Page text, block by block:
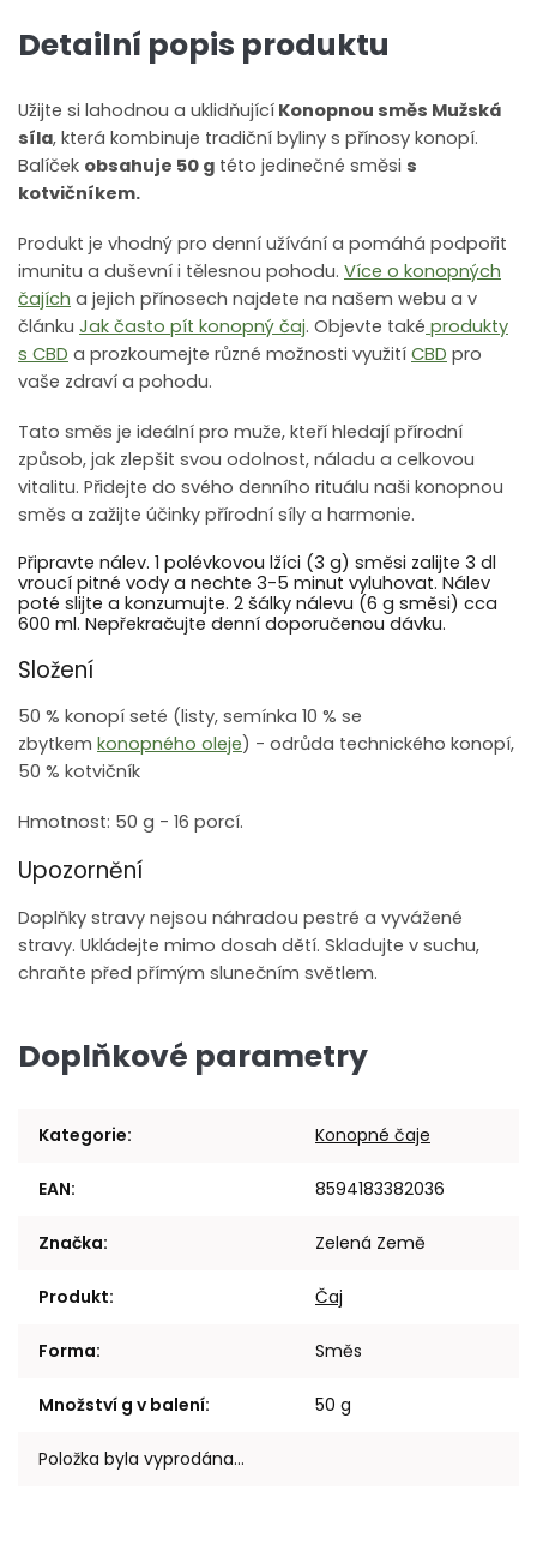
Detailní popis produktu
Užijte si lahodnou a uklidňující Konopnou směs Mužská
síla, která kombinuje tradiční byliny s přínosy konopí.
Balíček obsahuje 50 g této jedinečné směsi s
kotvičníkem.
Produkt je vhodný pro denní užívání a pomáhá podpořit
imunitu a duševní i tělesnou pohodu. Více o konopných
čajích a jejich přínosech najdete na našem webu a v
článku Jak často pít konopný čaj. Objevte také produkty
s CBD a prozkoumejte různé možnosti využití CBD pro
vaše zdraví a pohodu.
Tato směs je ideální pro muže, kteří hledají přírodní
způsob, jak zlepšit svou odolnost, náladu a celkovou
vitalitu. Přidejte do svého denního rituálu naši konopnou
směs a zažijte účinky přírodní síly a harmonie.
Připravte nálev. 1 polévkovou lžíci (3 g) směsi zalijte 3 dl
vroucí pitné vody a nechte 3-5 minut vyluhovat. Nálev
poté slijte a konzumujte. 2 šálky nálevu (6 g směsi) cca
600 ml. Nepřekračujte denní doporučenou dávku.
Složení
50 % konopí seté (listy, semínka 10 % se
zbytkem konopného oleje) - odrůda technického konopí,
50 % kotvičník
Hmotnost: 50 g - 16 porcí.
Upozornění
Doplňky stravy nejsou náhradou pestré a vyvážené
stravy. Ukládejte mimo dosah dětí. Skladujte v suchu,
chraňte před přímým slunečním světlem.
Doplňkové parametry
Kategorie: Konopné čaje
EAN: 8594183382036
Značka: Zelená Země
Produkt: Čaj
Forma: Směs
Množství g v balení: 50 g
Položka byla vyprodána…